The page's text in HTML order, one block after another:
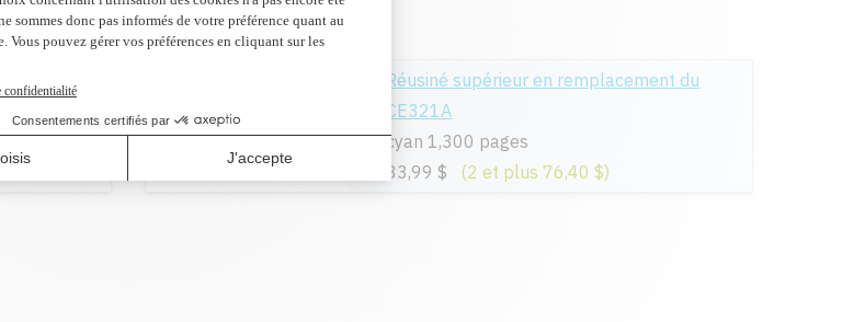
Réusiné supérieur en remplacement du
CE321A
cyan 1,300 pages
83,99 $
(2 et plus 76,40 $)